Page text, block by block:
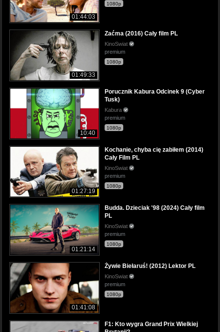
01:44:03
1080p
01:49:33
Zaćma (2016) Cały film PL
KinoSwiat
premium
1080p
10:40
Porucznik Kabura Odcinek 9 (Cyber
Tusk)
Kabura
premium
1080p
01:27:19
Kochanie, chyba cię zabiłem (2014)
Cały Film PL
KinoSwiat
premium
1080p
01:21:14
Budda. Dzieciak '98 (2024) Cały film
PL
KinoSwiat
premium
1080p
01:41:08
Żywie Biełaruś! (2012) Lektor PL
KinoSwiat
premium
1080p
F1: Kto wygra Grand Prix Wielkiej